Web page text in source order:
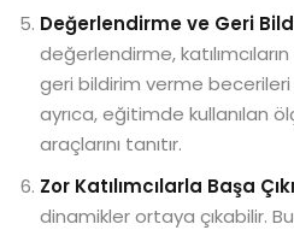
Değerlendirme ve Geri
değerlendirme,
geri bildirim verme becerileri
ayrıca, eğitimde kullanılan
araçlarını tanıtır.
Zor Katılımcılarla Başa
dinamikler ortaya çıkabilir.